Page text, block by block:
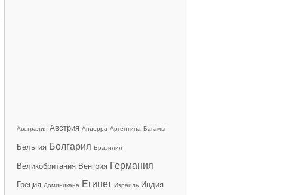
Австралия Австрия Андорра Аргентина Багамы
Бельгия Болгария Бразилия
Великобритания Венгрия Германия
Греция Доминикана Египет Израиль Индия